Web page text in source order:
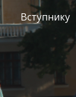
Вступнику